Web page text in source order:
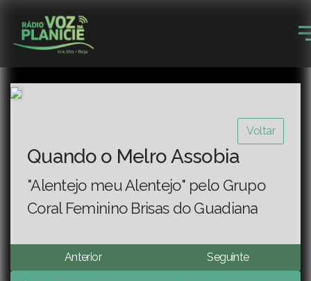
Voltar
Quando o Melro Assobia
"Alentejo meu Alentejo" pelo Grupo
Coral Feminino Brisas do Guadiana
Anterior Seguinte